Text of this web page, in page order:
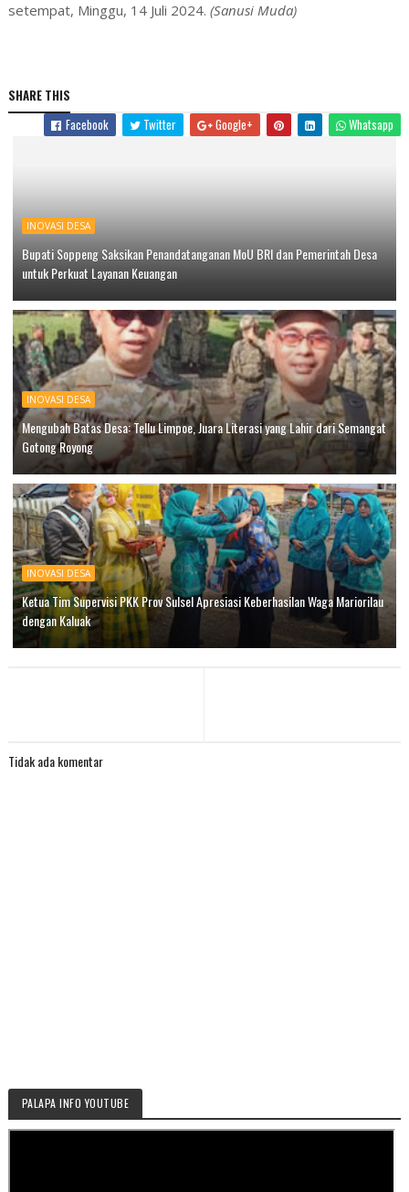
setempat, Minggu, 14 Juli 2024. (Sanusi Muda)
SHARE THIS
Facebook
Twitter Google+ Whatsapp
INOVASI DESA
Bupati Soppeng Saksikan Penandatanganan MoU BRI dan Pemerintah Desa
untuk Perkuat Layanan Keuangan
INOVASI DESA
Mengubah Batas Desa: Tellu Limpoe, Juara Literasi yang Lahir dari Semangat
Gotong Royong
INOVASI DESA
Ketua Tim Supervisi PKK Prov Sulsel Apresiasi Keberhasilan Waga Mariorilau
dengan Kaluak
Tidak ada komentar
PALAPA INFO YOUTUBE